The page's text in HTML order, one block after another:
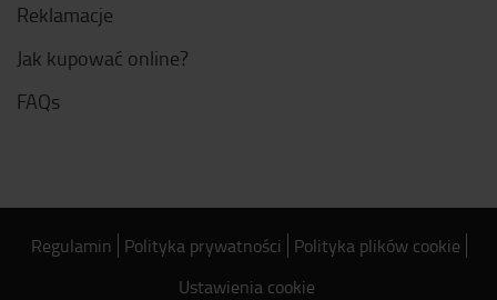
Reklamacje
Jak kupować online?
FAQs
Regulamin Polityka prywatności
Polityka plików cookie
Ustawienia cookie